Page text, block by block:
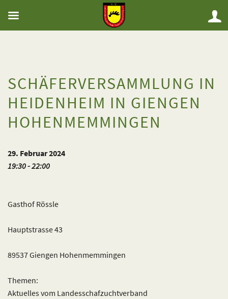
SCHÄFERVERSAMMLUNG IN
HEIDENHEIM IN GIENGEN
HOHENMEMMINGEN
29. Februar 2024
19:30 - 22:00
Gasthof Rössle
Hauptstrasse 43
89537 Giengen Hohenmemmingen
Themen:
Aktuelles vom Landesschafzuchtverband